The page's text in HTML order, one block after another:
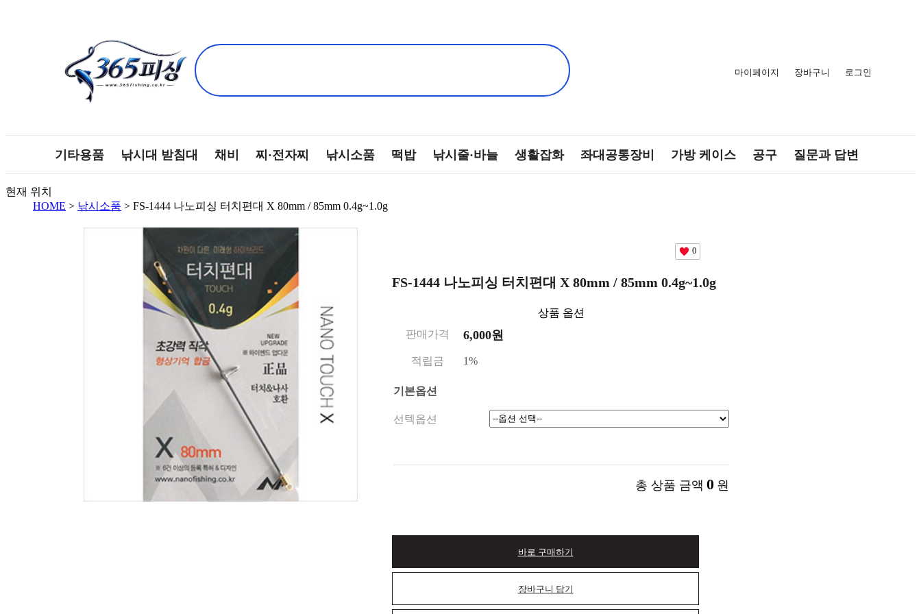
마이페이지 장바구니 로그인
기타용품 낚시대 받침대 채비 찌·전자찌 낚시소품 떡밥 낚시줄·바늘 생활잡화 좌대공통장비 가방 케이스 공구 질문과 답변
현재 위치
HOME > 낚시소품 > FS-1444 나노피싱 터치편대 X 80mm / 85mm 0.4g~1.0g
0
FS-1444 나노피싱 터치편대 X 80mm / 85mm 0.4g~1.0g
상품 옵션
판매가격
6,000원
적립금 1%
기본옵션
선텍옵션
총 상품 금액 0 원
바로 구매하기
장바구니 담기